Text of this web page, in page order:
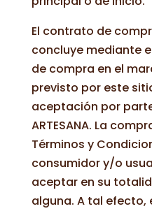
El contrato de
concluye mediante
de compra en el
previsto por este
aceptación por parte
ARTESANA. La
Términos y
consumidor y/o
aceptar en su
alguna. A tal